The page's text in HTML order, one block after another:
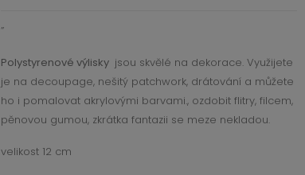
cm
”
Polystyrenové výlisky jsou skvělé na dekorace. Využijete
je na decoupage, nešitý patchwork, drátování a můžete
ho i pomalovat akrylovými barvami., ozdobit flitry, filcem,
pěnovou gumou, zkrátka fantazii se meze nekladou.
velikost 12 cm